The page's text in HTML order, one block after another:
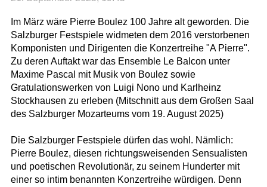
Im März wäre Pierre Boulez 100 Jahre alt geworden. Die
Salzburger Festspiele widmeten dem 2016 verstorbenen
Komponisten und Dirigenten die Konzertreihe "A Pierre".
Zu deren Auftakt war das Ensemble Le Balcon unter
Maxime Pascal mit Musik von Boulez sowie
Gratulationswerken von Luigi Nono und Karlheinz
Stockhausen zu erleben (Mitschnitt aus dem Großen Saal
des Salzburger Mozarteums vom 19. August 2025)
Die Salzburger Festspiele dürfen das wohl. Nämlich:
Pierre Boulez, diesen richtungsweisenden Sensualisten
und poetischen Revolutionär, zu seinem Hunderter mit
einer so intim benannten Konzertreihe würdigen. Denn